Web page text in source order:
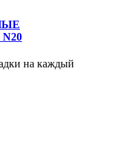
на каждый